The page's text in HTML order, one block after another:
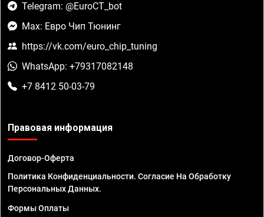
Telegram: @EuroCT_bot
Max: Евро Чип Тюнинг
https://vk.com/euro_chip_tuning
WhatsApp: +79317082148
+7 8412 50-03-79
Правовая информация
Договор-Оферта
Политика Конфиденциальности. Согласие На Обработку
Персональных Данных.
Формы Оплаты